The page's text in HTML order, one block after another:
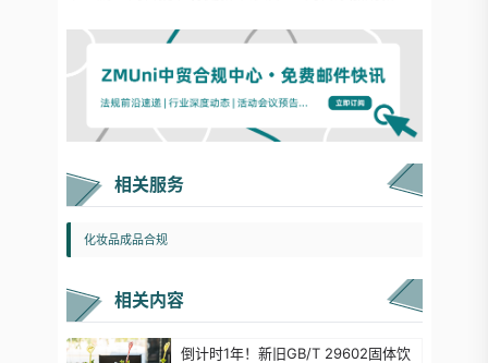
相关服务
化妆品成品合规
相关内容
倒计时1年！新旧GB/T 29602固体饮